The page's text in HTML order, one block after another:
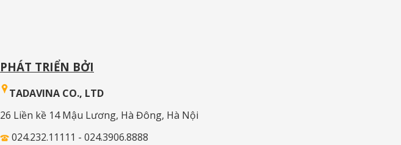
PHÁT TRIỂN BỞI
TADAVINA CO., LTD
26 Liền kề 14 Mậu Lương, Hà Đông, Hà Nội
024.232.11111 - 024.3906.8888